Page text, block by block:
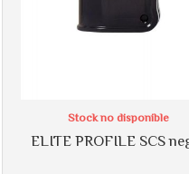
ELITE PROFILE SCS
Stock no disponible